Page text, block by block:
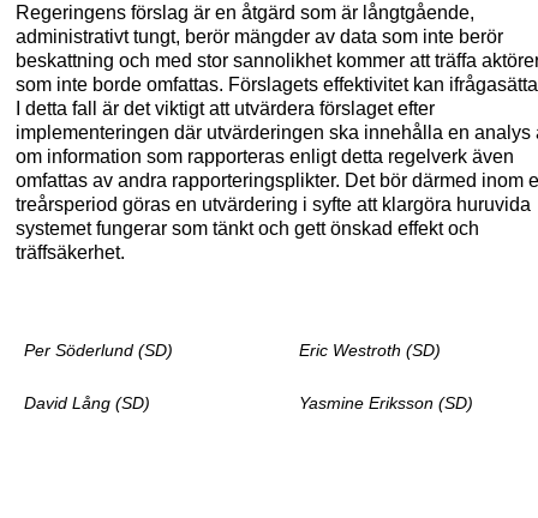
Regeringens förslag är en åtgärd som är långtgående,
administrativt tungt, berör mängder av data som inte berör
beskattning och med stor sannolikhet kommer attträffa
som inte borde omfattas. Förslagets effektivitetkan
I detta fall är det viktigt att utvärdera förslaget efter
implementeringen där utvärderingen ska innehålla en analys
om information som rapporteras enligt detta regelverk även
omfattas av andra rapporteringsplikter. Det bör därmed inom
treårsperiod göras en utvärdering i syfte att klargöra huruvida
systemet fungerar som tänktoch gettönskad effektoch
träffsäkerhet.
Per Söderlund (SD) Eric Westroth (SD)
David Lång (SD) Yasmine Eriksson (SD)